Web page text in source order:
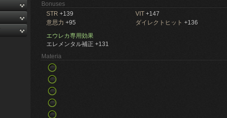
Bonuses
STR +139 VIT +147
意思力 +95 ダイレクトヒット +136
エウレカ専用効果
エレメンタル補正 +131
Materia